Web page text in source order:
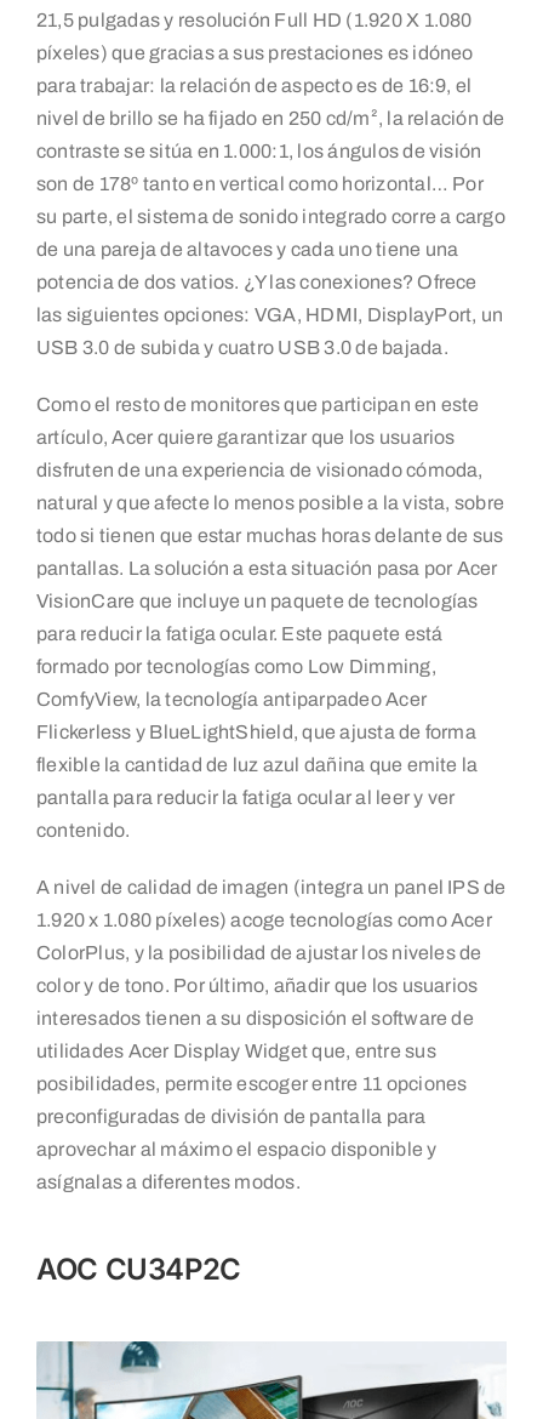
21,5 pulgadas y resolución Full HD (1.920 X 1.080
píxeles) que gracias a sus prestaciones es idóneo
para trabajar: la relación de aspecto es de 16:9, el
nivel de brillo se ha fijado en 250 cd/m², la relación de
contraste se sitúa en 1.000:1, los ángulos de visión
son de 178º tanto en vertical como horizontal… Por
su parte, el sistema de sonido integrado corre a cargo
de una pareja de altavoces y cada uno tiene una
potencia de dos vatios. ¿Y las conexiones? Ofrece
las siguientes opciones: VGA, HDMI, DisplayPort, un
USB 3.0 de subida y cuatro USB 3.0 de bajada.
Como el resto de monitores que participan en este
artículo, Acer quiere garantizar que los usuarios
disfruten de una experiencia de visionado cómoda,
natural y que afecte lo menos posible a la vista, sobre
todo si tienen que estar muchas horas delante de sus
pantallas. La solución a esta situación pasa por Acer
VisionCare que incluye un paquete de tecnologías
para reducir la fatiga ocular. Este paquete está
formado por tecnologías como Low Dimming,
ComfyView, la tecnología antiparpadeo Acer
Flickerless y BlueLightShield, que ajusta de forma
flexible la cantidad de luz azul dañina que emite la
pantalla para reducir la fatiga ocular al leer y ver
contenido.
A nivel de calidad de imagen (integra un panel IPS de
1.920 x 1.080 píxeles) acoge tecnologías como Acer
ColorPlus, y la posibilidad de ajustar los niveles de
color y de tono. Por último, añadir que los usuarios
interesados tienen a su disposición el software de
utilidades Acer Display Widget que, entre sus
posibilidades, permite escoger entre 11 opciones
preconfiguradas de división de pantalla para
aprovechar al máximo el espacio disponible y
asígnalas a diferentes modos.
AOC CU34P2C